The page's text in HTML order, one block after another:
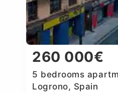
260 000€
5 bedrooms
Logrono, Spain